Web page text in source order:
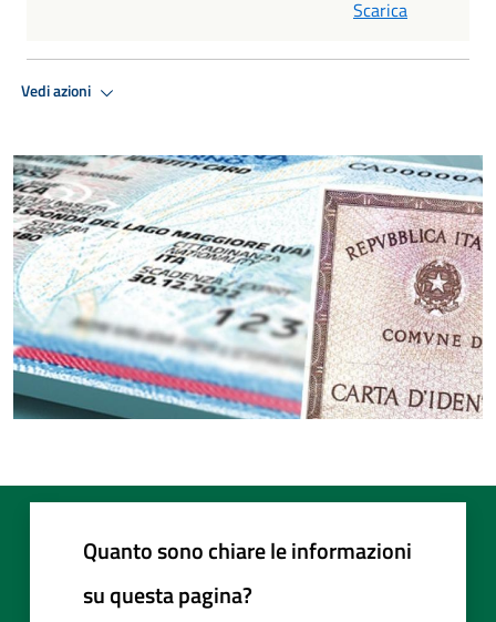
Scarica
Vedi azioni
Quanto sono chiare le informazioni
su questa pagina?